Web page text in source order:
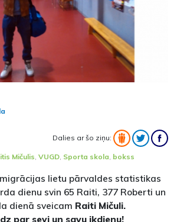
Dalies ar šo ziņu:
Mičulis, VUGD, Sporta skola, bokss
lietu pārvaldes statistikas
dienu svin 65 Raiti, 377 Roberti un
dienā sveicam Raiti Mičuli.
par sevi un savu ikdienu!